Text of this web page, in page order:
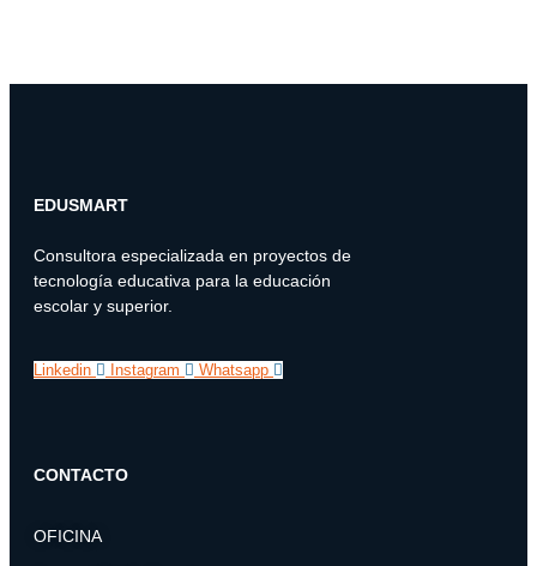
EDUSMART
Consultora especializada en proyectos de
tecnología educativa para la educación
escolar y superior.
Linkedin Instagram Whatsapp
CONTACTO
OFICINA